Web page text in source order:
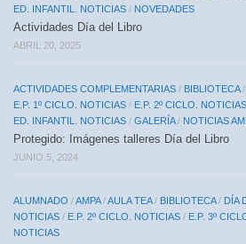
ED. INFANTIL. NOTICIAS / NOVEDADES
Actividades Día del Libro
ABRIL 20, 2025
ACTIVIDADES COMPLEMENTARIAS / BIBLIOTECA/
E.P. 1º CICLO. NOTICIAS / E.P. 2º CICLO. NOTICIAS
ED. INFANTIL. NOTICIAS / GALERÍA/ NOTICIAS
Protegido: Imágenes talleres Día del Libro
JUNIO 5, 2024
ALUMNADO /AMPA/AULA TEA/ BIBLIOTECA/ DÍA
NOTICIAS / E.P. 2º CICLO. NOTICIAS / E.P. 3º
NOTICIAS